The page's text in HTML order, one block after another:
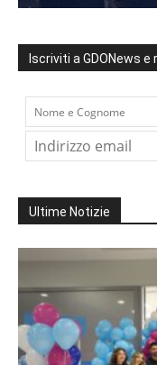
Iscriviti a GDONews
Ultime Notizie